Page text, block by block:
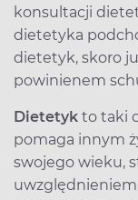
konsultacji
dietetyka
dietetyk, skoro
powinienem
Dietetyk to taki
pomaga innym
swojego wieku,